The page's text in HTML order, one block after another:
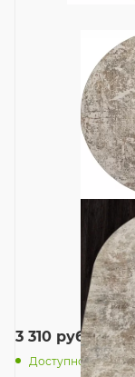
3 310 руб./шт
Доступно: 12